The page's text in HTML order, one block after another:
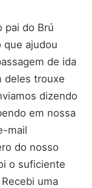
pai do Brú
que ajudou
de ida
deles trouxe
dizendo
em nossa
mail
do nosso
o suficiente
uma